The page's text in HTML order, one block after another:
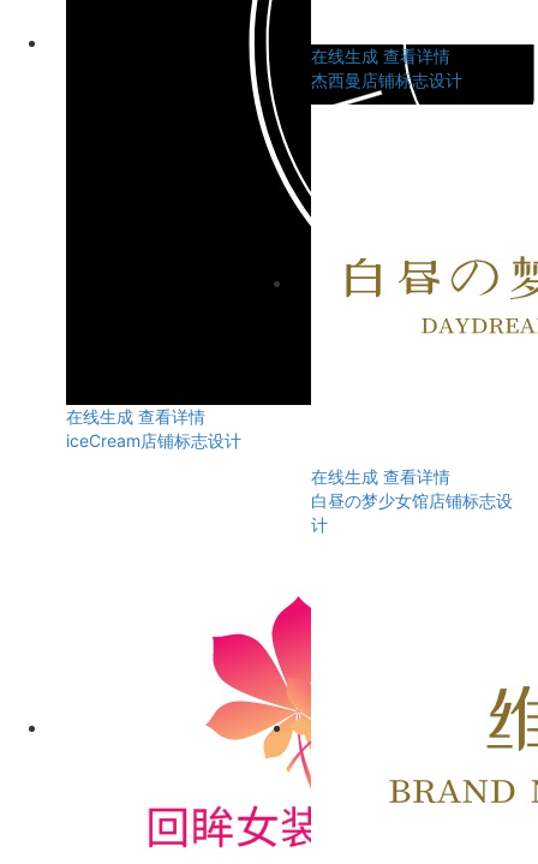
在线生成 查看详情
iceCream店铺标志设计
在线生成 查看详情
杰西曼店铺标志设计
在线生成 查看详情
白昼の梦少女馆店铺标志设
计